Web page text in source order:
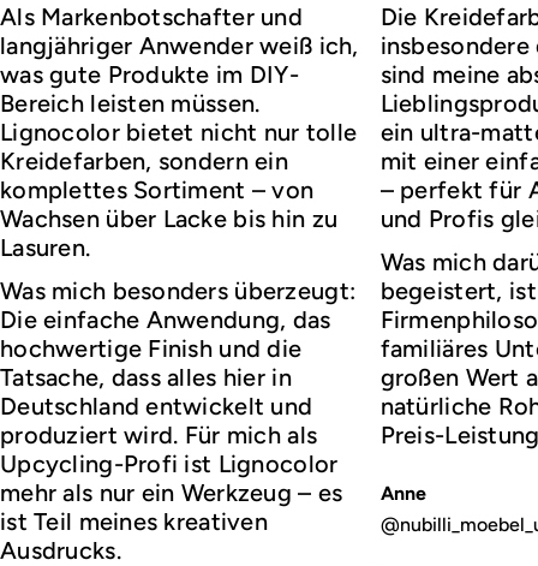
Als Markenbotschafter und
langjähriger Anwender weiß ich,
was gute Produkte im DIY-
Bereich leisten müssen.
Lignocolor bietet nicht nur tolle
Kreidefarben, sondern ein
komplettes Sortiment – von
Wachsen über Lacke bis hin zu
Lasuren.
Was mich besonders überzeugt:
Die einfache Anwendung, das
hochwertige Finish und die
Tatsache, dass alles hier in
Deutschland entwickelt und
produziert wird. Für mich als
Upcycling-Profi ist Lignocolor
mehr als nur ein Werkzeug – es
ist Teil meines kreativen
Ausdrucks.
Die
sind meine
ein ultra-
mit einer
– perfekt für
und Profis
Was mich
begeistert,
familiäres
großen Wert
natürliche
Preis-
Anne